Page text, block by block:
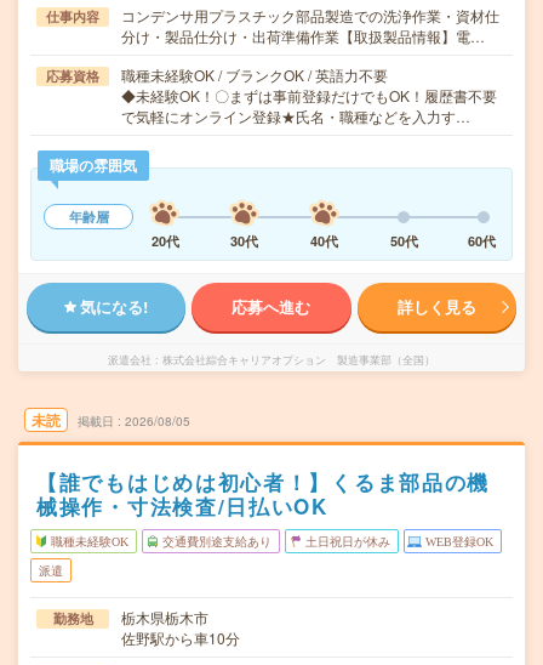
仕事内容
コンデンサ用プラスチック部品製造での洗浄作業・資材仕
分け・製品仕分け・出荷準備作業【取扱製品情報】電…
応募資格
職種未経験OK / ブランクOK / 英語力不要
◆未経験OK！〇まずは事前登録だけでもOK！履歴書不要
で気軽にオンライン登録★氏名・職種などを入力す…
職場の雰囲気
年齢層
20代
30代 40代 50代 60代
気になる! 応募へ進む 詳しく見る
派遣会社 株式会社綜合キャリアオプション 製造事業部（全国）
未読 掲載日 2026/08/05
【誰でもはじめは初心者！】くるま部品の機
械操作・寸法検査/日払いOK
職種未経験OK 交通費別途支給あり 土日祝日が休み WEB登録OK
派遣
勤務地
栃木県栃木市
佐野駅から車10分